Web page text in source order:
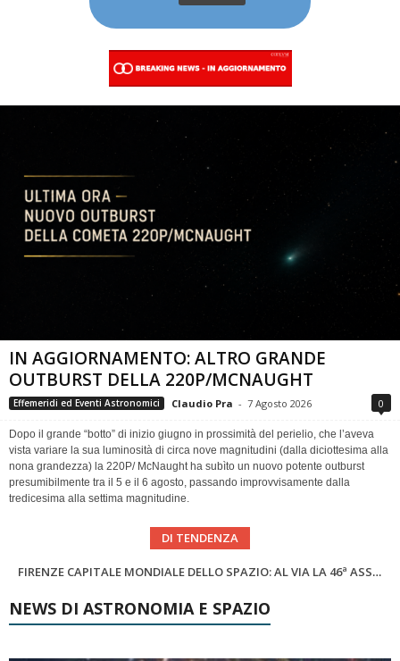
IN AGGIORNAMENTO: ALTRO GRANDE
OUTBURST DELLA 220P/MCNAUGHT
Effemeridi ed Eventi Astronomici Claudio Pra - 7 Agosto 2026 0
Dopo il grande “botto” di inizio giugno in prossimità del perielio, che l’aveva
vista variare la sua luminosità di circa nove magnitudini (dalla diciottesima alla
nona grandezza) la 220P/ McNaught ha subìto un nuovo potente outburst
presumibilmente tra il 5 e il 6 agosto, passando improvvisamente dalla
tredicesima alla settima magnitudine.
DI TENDENZA
Cielo del Mese di Agosto 2026
NEWS DI ASTRONOMIA E SPAZIO